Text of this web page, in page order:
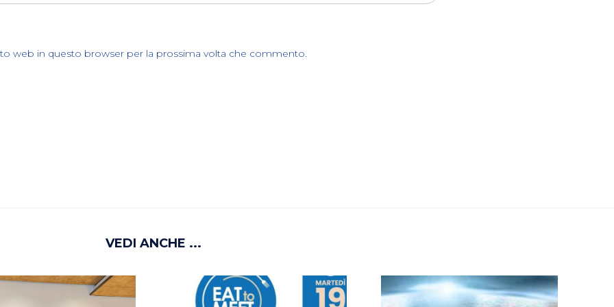
web in questo browser per la prossima volta che commento.
VEDI ANCHE ...